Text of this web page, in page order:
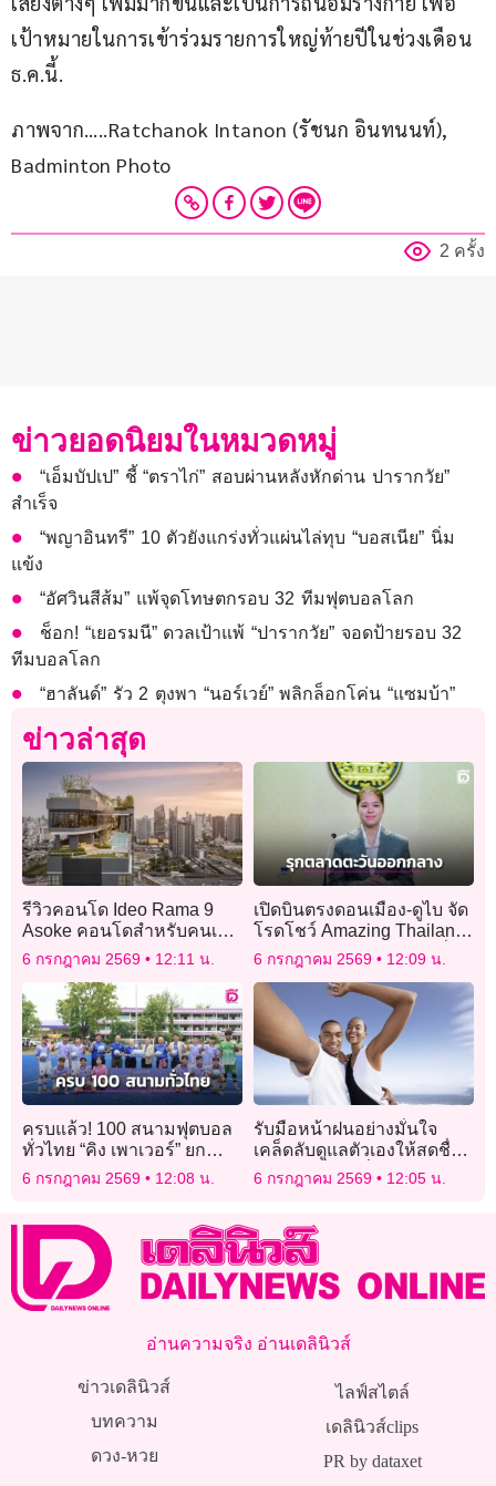
เป้าหมายในการเข้าร่วมรายการใหญ่ท้ายปีในช่วงเดือน
ธ.ค.นี้.
ภาพจาก…..Ratchanok Intanon (รัชนก อินทนนท์),
Badminton Photo
2 ครั้ง
ข่าวยอดนิยมในหมวดหมู่
“เอ็มบัปเป” ชี้ “ตราไก่” สอบผ่านหลังหักด่าน ปารากวัย”
สำเร็จ
“พญาอินทรี” 10 ตัวยังแกร่งทั่วแผ่นไล่ทุบ “บอสเนีย” นิ่ม
แข้ง
“อัศวินสีส้ม” แพ้จุดโทษตกรอบ 32 ทีมฟุตบอลโลก
ช็อก! “เยอรมนี” ดวลเป้าแพ้ “ปารากวัย” จอดป้ายรอบ 32
ทีมบอลโลก
“ฮาลันด์” รัว 2 ตุงพา “นอร์เวย์” พลิกล็อกโค่น “แซมบ้า”
ข่าวล่าสุด
รีวิวคอนโด Ideo Rama 9
Asoke คอนโดสำหรับคนเงิน
เดือน 30k – 40k
6 กรกฎาคม 2569 12:11 น.
เปิดบินตรงดอนเมือง-ดูไบ จัด
โรดโชว์ Amazing Thailand
7-8 ก.ค. เจาะตลาดท่องเที่ยว
ตะวันออกกลาง
6 กรกฎาคม 2569 12:09 น.
ครบแล้ว! 100 สนามฟุตบอล
ทั่วไทย “คิง เพาเวอร์” ยก
ระดับศักยภาพเยาวชนไทย
ส่งต่อพื้นที่แห่งโอกาสจาก
6 กรกฎาคม 2569 12:08 น.
รับมือหน้าฝนอย่างมั่นใจ
เคล็ดลับดูแลตัวเองให้สดชื่น
ไร้กังวลเรื่องกลิ่นกาย
6 กรกฎาคม 2569 12:05 น.
อ่านความจริง อ่านเดลินิวส์
ข่าวเดลินิวส์
บทความ
ดวง-หวย
ไลฟ์สไตล์
เดลินิวส์clips
PR by dataxet